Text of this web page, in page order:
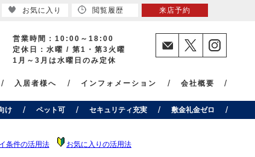
営業時間：10:00～18:00
定休日：水曜 / 第1・第3火曜
1月～3月は水曜日のみ定休
入居者様へ インフォメーション 会社概要
け ペット可 セキュリティ充実 敷金礼金ゼロ
条件の活用法 お気に入りの活用法
お気に入り 閲覧履歴 来店予約